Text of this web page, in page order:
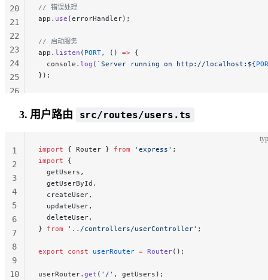
// 错误处理
app. use (errorHandler);
// 启动服务
app. listen ( PORT, () => {
  console.
log ( `Server running on http://localhost:${
});
20
21
22
23
24
25
26
30
3. 用户路由 src/routes/users.ts
import { Router } from 'express' ;
import {
  getUsers,
  getUserById,
  createUser,
  updateUser,
  deleteUser,
} from '../controllers/userController' ;
export const userRouter = Router();
userRouter. get ( '/' , getUsers);
1
2
3
4
5
6
7
8
9
10